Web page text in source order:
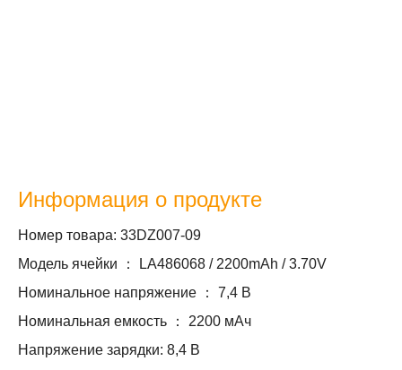
Информация о продукте
Номер товара: 33DZ007-09
Модель ячейки ： LA486068 / 2200mAh / 3.70V
Номинальное напряжение ： 7,4 В
Номинальная емкость ： 2200 мАч
Напряжение зарядки: 8,4 В